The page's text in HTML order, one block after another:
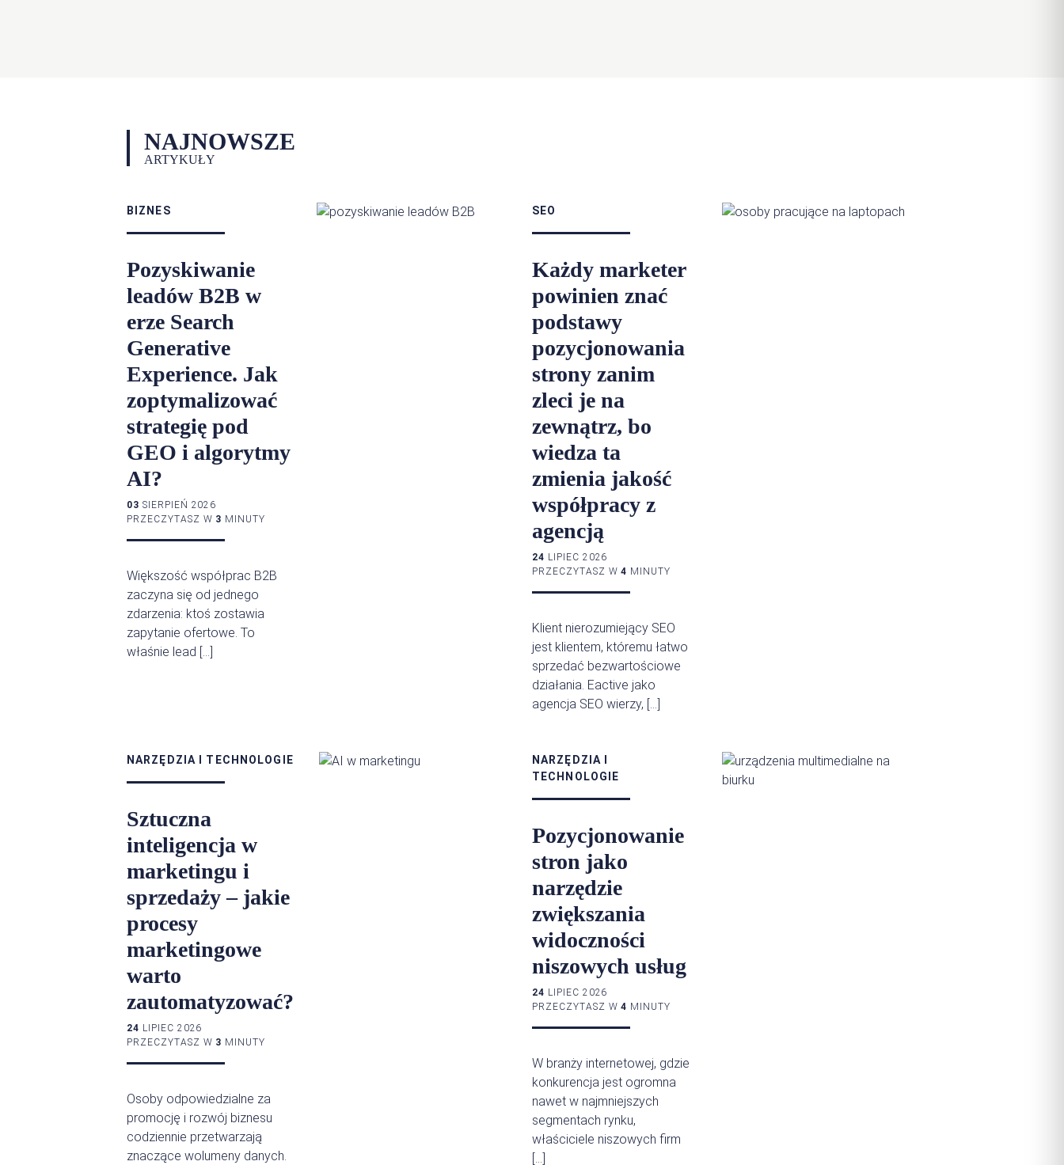
NAJNOWSZE
ARTYKUŁY
BIZNES
Pozyskiwanie
leadów B2B w
erze Search
Generative
Experience. Jak
zoptymalizować
strategię pod
GEO i algorytmy
AI?
03 SIERPIEŃ 2026
PRZECZYTASZ W 3 MINUTY
Większość współprac B2B
zaczyna się od jednego
zdarzenia: ktoś zostawia
zapytanie ofertowe. To
właśnie lead […]
SEO
Każdy marketer
powinien znać
podstawy
pozycjonowania
strony zanim
zleci je na
zewnątrz, bo
wiedza ta
zmienia jakość
współpracy z
agencją
24 LIPIEC 2026
PRZECZYTASZ W4 MINUTY
Klient nierozumiejący SEO
jest klientem, któremu łatwo
sprzedać bezwartościowe
działania. Eactive jako
agencja SEO wierzy, […]
NARZĘDZIA I TECHNOLOGIE
Sztuczna
inteligencja w
marketingu i
sprzedaży – jakie
procesy
marketingowe
warto
zautomatyzować?
24 LIPIEC 2026
PRZECZYTASZ W 3 MINUTY
Osoby odpowiedzialne za
promocję i rozwój biznesu
codziennie przetwarzają
znaczące wolumeny danych.
NARZĘDZIA I
TECHNOLOGIE
Pozycjonowanie
stron jako
narzędzie
zwiększania
widoczności
niszowych usług
24 LIPIEC 2026
PRZECZYTASZ W4 MINUTY
W branży internetowej, gdzie
konkurencja jest ogromna
nawet w najmniejszych
segmentach rynku,
właściciele niszowych firm
[…]